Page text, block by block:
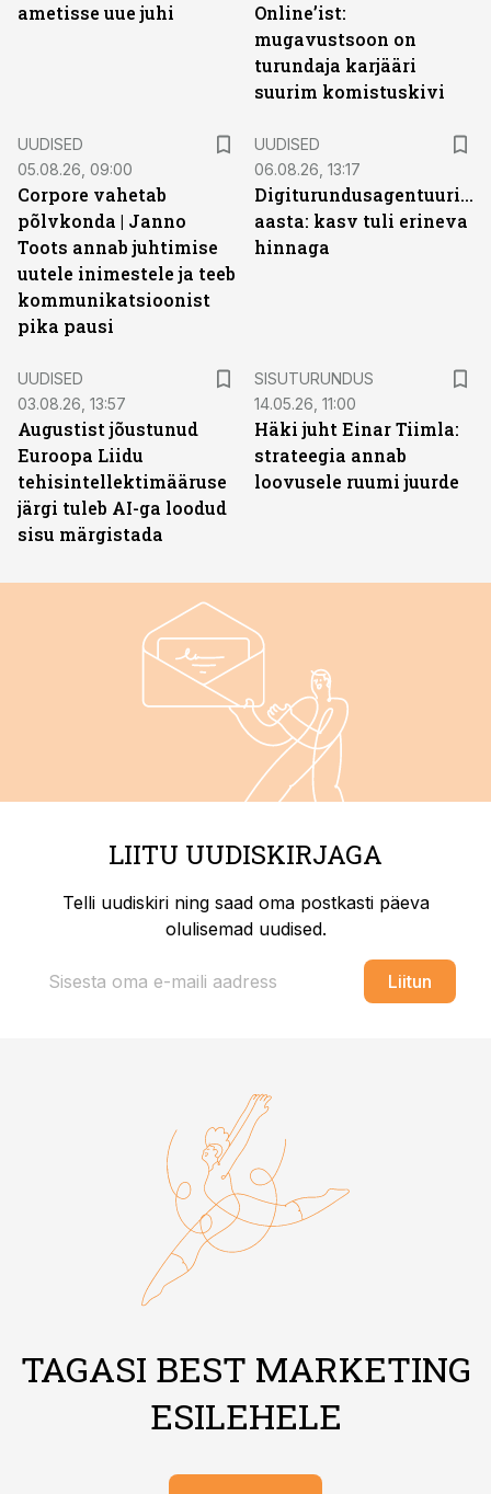
ametisse uue juhi
Online’ist:
mugavustsoon on
turundaja karjääri
suurim komistuskivi
UUDISED
05.08.26, 09:00
Corpore vahetab
põlvkonda | Janno
Toots annab juhtimise
uutele inimestele ja teeb
kommunikatsioonist
pika pausi
UUDISED
06.08.26, 13:17
Digiturundusagentuuride
aasta: kasv tuli erineva
hinnaga
UUDISED
03.08.26, 13:57
Augustist jõustunud
Euroopa Liidu
tehisintellektimääruse
järgi tuleb AI-ga loodud
sisu märgistada
SISUTURUNDUS
14.05.26, 11:00
Häki juht Einar Tiimla:
strateegia annab
loovusele ruumi juurde
LIITU UUDISKIRJAGA
Telli uudiskiri ning saad oma postkasti päeva
olulisemad uudised.
Liitun
TAGASI BEST MARKETING
ESILEHELE